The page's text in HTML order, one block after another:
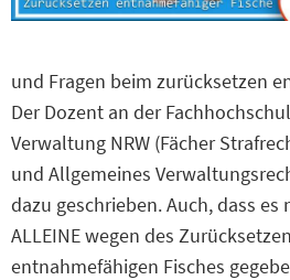
und Fragen beim zurücksetzen
Der Dozent an der
Verwaltung NRW (Fächer
und Allgemeines
dazu geschrieben. Auch, dass
ALLEINE wegen des
entnahmefähigen Fisches